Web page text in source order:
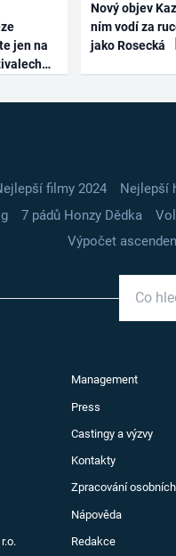
jen na
Nový objev
ním vodí za
jako Rosecká
filmy 2024 Nejlepší
7 pádů Honzy Dědka
Výpočet
Management
Press
Castingy a výzvy
Kontakty
Zpracování
Nápověda
Redakce